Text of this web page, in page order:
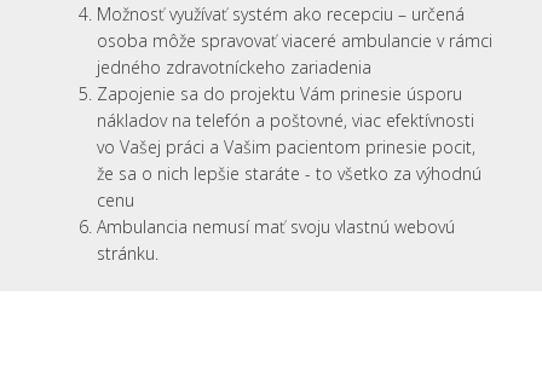
Možnosť využívať systém ako recepciu – určená
osoba môže spravovať viaceré ambulancie v rámci
jedného zdravotníckeho zariadenia
Zapojenie sa do projektu Vám prinesie úsporu
nákladov na telefón a poštovné, viac efektívnosti
vo Vašej práci a Vašim pacientom prinesie pocit,
že sa o nich lepšie staráte - to všetko za výhodnú
cenu
Ambulancia nemusí mať svoju vlastnú webovú
stránku.